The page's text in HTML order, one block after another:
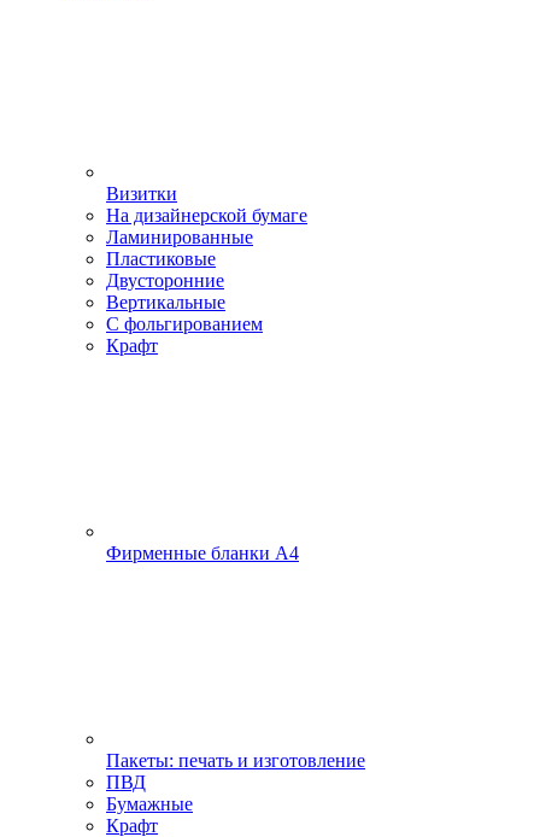
Визитки
На дизайнерской бумаге
Ламинированные
Пластиковые
Двусторонние
Вертикальные
С фольгированием
Крафт
Фирменные бланки А4
Пакеты: печать и изготовление
ПВД
Бумажные
Крафт